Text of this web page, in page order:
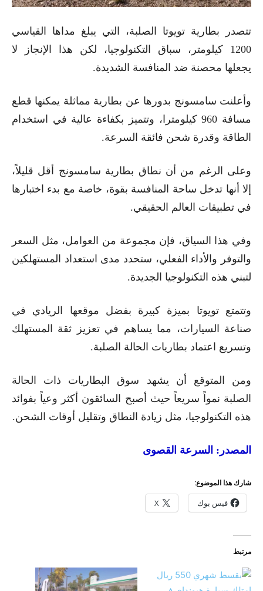
تتصدر بطارية تويوتا الصلبة، التي يبلغ مداها القياسي
1200 كيلومتر، سباق التكنولوجيا، لكن هذا الإنجاز لا
يجعلها محصنة ضد المنافسة الشديدة.
وأعلنت سامسونج بدورها عن بطارية مماثلة يمكنها قطع
مسافة 960 كيلومترا، وتتميز بكفاءة عالية في استخدام
الطاقة وقدرة شحن فائقة السرعة.
وعلى الرغم من أن نطاق بطارية سامسونج أقل قليلاً،
إلا أنها تدخل ساحة المنافسة بقوة، خاصة مع بدء اختبارها
في تطبيقات العالم الحقيقي.
وفي هذا السياق، فإن مجموعة من العوامل، مثل السعر
والتوفر والأداء الفعلي، ستحدد مدى استعداد المستهلكين
لتبني هذه التكنولوجيا الجديدة.
وتتمتع تويوتا بميزة كبيرة بفضل موقعها الريادي في
صناعة السيارات، مما يساهم في تعزيز ثقة المستهلك
وتسريع اعتماد بطاريات الحالة الصلبة.
ومن المتوقع أن يشهد سوق البطاريات ذات الحالة
الصلبة نمواً سريعاً حيث أصبح السائقون أكثر وعياً بفوائد
هذه التكنولوجيا، مثل زيادة النطاق وتقليل أوقات الشحن.
المصدر: السرعة القصوى
شارك هذا الموضوع:
فيس بوك X
مرتبط